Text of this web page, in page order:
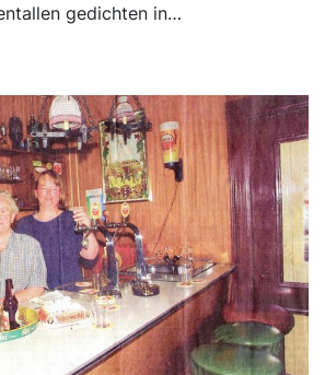
gedichten in…